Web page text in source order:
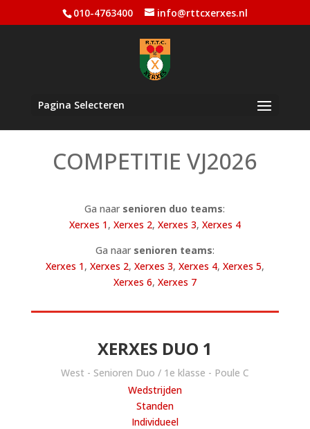
010-4763400 info@rttcxerxes.nl
Pagina Selecteren
COMPETITIE VJ2026
Ga naar senioren duo teams:
Xerxes 1, Xerxes 2, Xerxes 3, Xerxes 4
Ga naar senioren teams:
Xerxes 1, Xerxes 2, Xerxes 3, Xerxes 4, Xerxes 5,
Xerxes 6, Xerxes 7
XERXES DUO 1
West - Senioren Duo / 1e klasse - Poule C
Wedstrijden
Standen
Individueel